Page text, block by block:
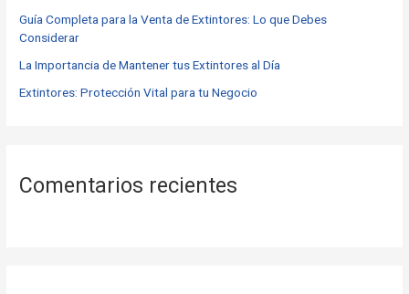
r
:
Guía Completa para la Venta de Extintores: Lo que Debes
Considerar
La Importancia de Mantener tus Extintores al Día
Extintores: Protección Vital para tu Negocio
Comentarios recientes